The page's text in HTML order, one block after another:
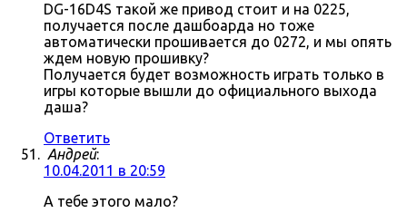
DG-16D4S такой же привод стоит и на 0225,
получается после дашбоарда но тоже
автоматически прошивается до 0272, и мы опять
ждем новую прошивку?
Получается будет возможность играть только в
игры которые вышли до официального выхода
даша?
Ответить
Андрей:
10.04.2011 в 20:59
А тебе этого мало?